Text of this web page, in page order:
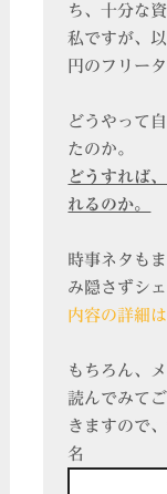
ち、十分な
私ですが、
円のフリー
どうやって
たのか。
どうすれば
れるのか。
時事ネタも
み隠さずシ
内容の詳細
もちろん、
読んでみて
きますので
名